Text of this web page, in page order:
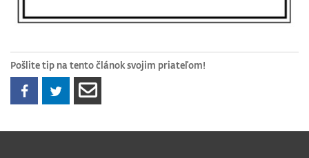
Pošlite tip na tento článok svojim priateľom!